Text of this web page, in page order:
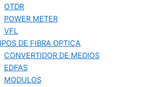
OTDR
POWER METER
VFL
DE FIBRA OPTICA
CONVERTIDOR DE MEDIOS
EDFAS
MODULOS